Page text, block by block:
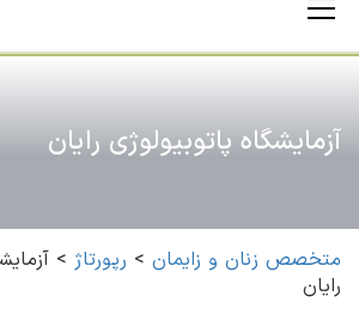
آزمایشگاه پاتوبیولوژی رایان
متخصص زنان و زایمان > رپورتاژ >
رایان